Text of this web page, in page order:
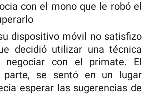
con el mono que le robó el
dispositivo móvil no satisfizo
decidió utilizar una técnica
negociar con el primate. El
parte, se sentó en un lugar
esperar las sugerencias de